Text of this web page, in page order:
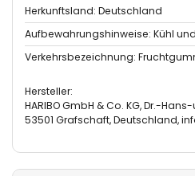
Herkunftsland: Deutschland
Aufbewahrungshinweise: Kühl
Verkehrsbezeichnung:
Hersteller:
HARIBO GmbH & Co. KG, Dr.-
53501 Grafschaft, Deutschland,